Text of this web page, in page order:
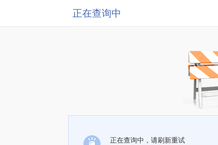
正在查询中
正在查询中，请刷新重试